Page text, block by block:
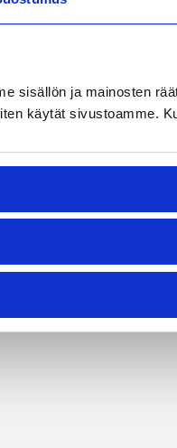
sisällön ja mainosten
käytät sivustoamme.